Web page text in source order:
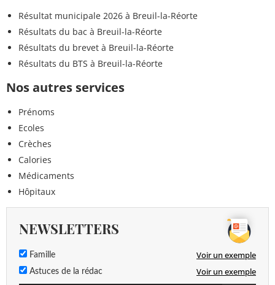
Résultat municipale 2026 à Breuil-la-Réorte
Résultats du bac à Breuil-la-Réorte
Résultats du brevet à Breuil-la-Réorte
Résultats du BTS à Breuil-la-Réorte
Nos autres services
Prénoms
Ecoles
Crèches
Calories
Médicaments
Hôpitaux
NEWSLETTERS
Famille Voir un exemple
Astuces de la rédac Voir un exemple